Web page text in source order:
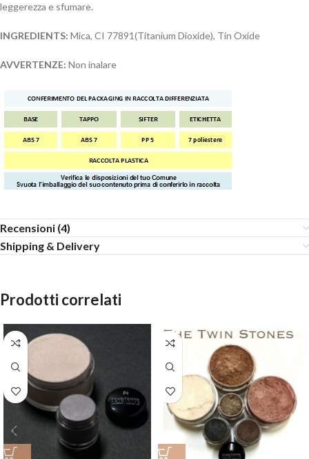
leggerezza e sfumare.
INGREDIENTS: Mica, CI 77891(Titanium Dioxide), Tin Oxide
AVVERTENZE: Non inalare
Recensioni (4)
Shipping & Delivery
Prodotti correlati